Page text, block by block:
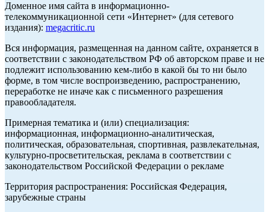
Доменное имя сайта в информационно-
телекоммуникационной сети «Интернет» (для сетевого
издания): megacritic.ru
Вся информация, размещенная на данном сайте, охраняется в
соответствии с законодательством РФ об авторском праве и не
подлежит использованию кем-либо в какой бы то ни было
форме, в том числе воспроизведению, распространению,
переработке не иначе как с письменного разрешения
правообладателя.
Примерная тематика и (или) специализация:
информационная, информационно-аналитическая,
политическая, образовательная, спортивная, развлекательная,
культурно-просветительская, реклама в соответствии с
законодательством Российской Федерации о рекламе
Территория распространения: Российская Федерация,
зарубежные страны